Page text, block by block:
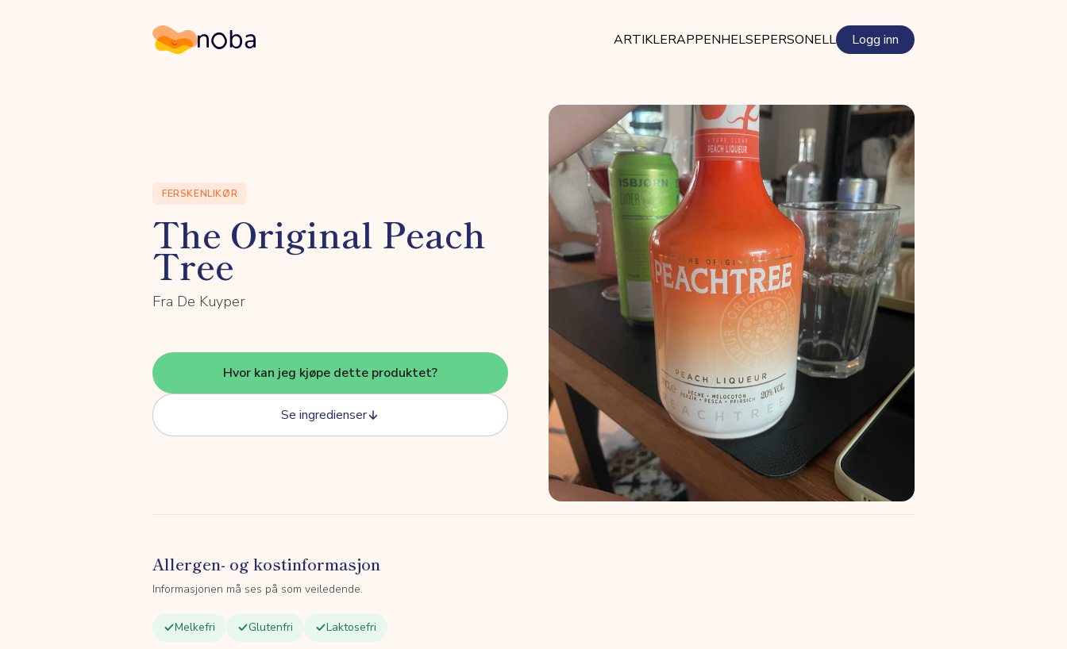
Noba ARTIKLERAPPENHELSEPERSONELL Logg inn
FERSKENLIKØR
The Original Peach
Tree
Fra De Kuyper
Hvor kan jeg kjøpe dette produktet?
Se ingredienser
Allergen- og kostinformasjon
Informasjonen må ses på som veiledende.
Melkefri Glutenfri Laktosefri